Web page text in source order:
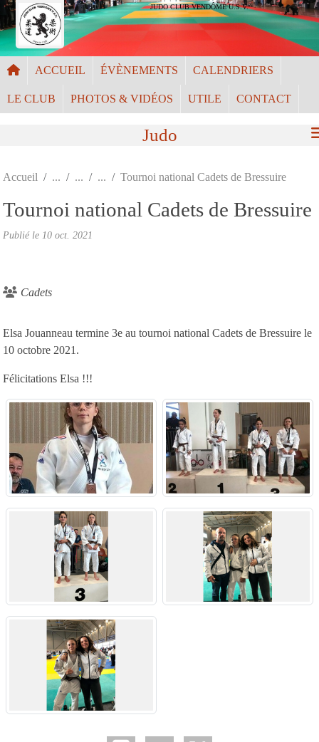
JUDO CLUB VENDÔME U.S.V.
ACCUEIL ÉVÈNEMENTS CALENDRIERS
LE CLUB PHOTOS & VIDÉOS UTILE CONTACT
Judo
Accueil Tournoi national Cadets de Bressuire
Tournoi national Cadets de Bressuire
Publié le 10 oct. 2021
Cadets
Elsa Jouanneau termine 3e au tournoi national Cadets de Bressuire le
10 octobre 2021.
Félicitations Elsa !!!
Panneau de gestion des cookies